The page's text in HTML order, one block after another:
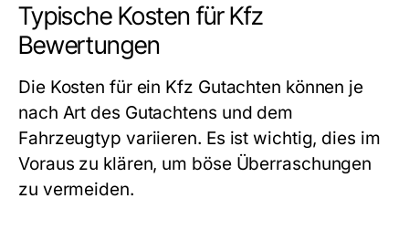
Typische Kosten für Kfz
Bewertungen
Die Kosten für ein Kfz Gutachten können je
nach Art des Gutachtens und dem
Fahrzeugtyp variieren. Es ist wichtig, dies im
Voraus zu klären, um böse Überraschungen
zu vermeiden.